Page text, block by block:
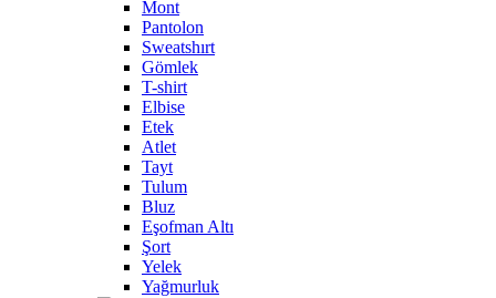
Mont
Pantolon
Sweatshırt
Gömlek
T-shirt
Elbise
Etek
Atlet
Tayt
Tulum
Bluz
Eşofman Altı
Şort
Yelek
Yağmurluk